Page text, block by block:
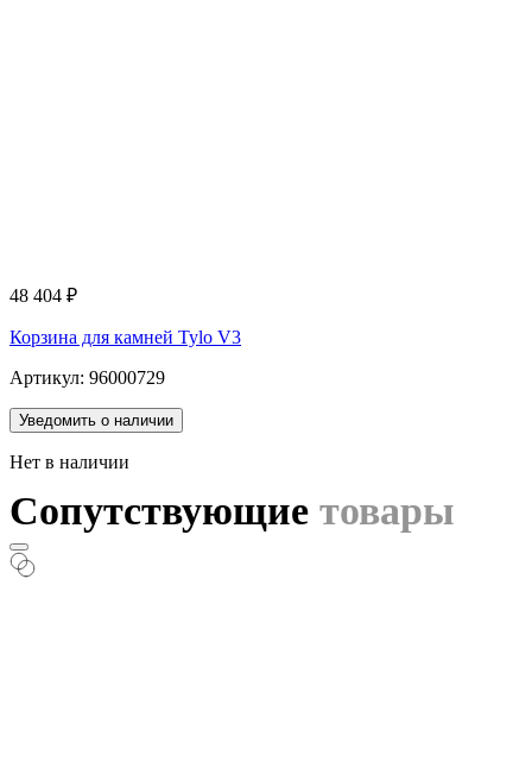
48 404 ₽
Корзина для камней Tylo V3
Артикул: 96000729
Уведомить о наличии
Нет в наличии
Сопутствующие товары